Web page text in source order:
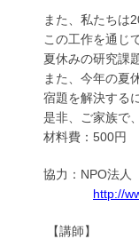
また、私たちは
この工作を通じ
夏休みの研究課
また、今年の夏
宿題を解決する
是非、ご家族で
材料費：500円
協力：NPO法
http://
【講師】